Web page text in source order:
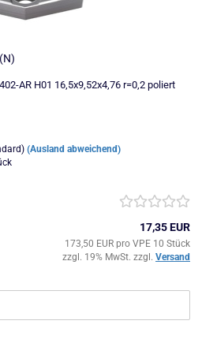
AR H01 16,5x9,52x4,76 r=0,2 poliert
(Ausland abweichend)
17,35 EUR
173,50 EUR pro VPE 10 Stück
zzgl. 19% MwSt. zzgl. Versand